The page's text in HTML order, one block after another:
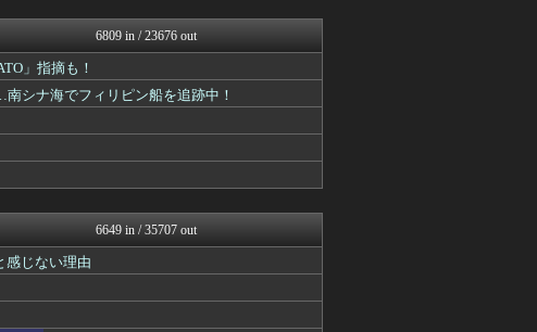
投資ちゃんねる
黒マッチョニュース
痛いニュース(ﾉ∀`)
ネトウヨにゅーす
watch＠２ちゃんねる
...
U-1 NEWS.
日本第一！ニュース録
反日愚国 恨寓瘻
NEWSまとめもりー｜2c...
FX2ちゃんねる｜投資系ま...
痛いニュース(ﾉ∀`)
6809 in / 23676 out
」指摘も！
シナ海でフィリピン船を追跡中！
6649 in / 35707 out
感じない理由